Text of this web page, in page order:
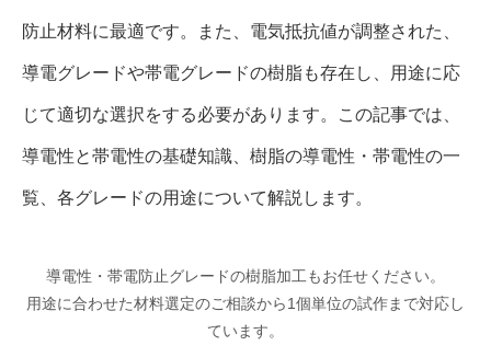
防止材料に最適です。また、電気抵抗値が調整された、
導電グレードや帯電グレードの樹脂も存在し、用途に応
じて適切な選択をする必要があります。この記事では、
導電性と帯電性の基礎知識、樹脂の導電性・帯電性の一
覧、各グレードの用途について解説します。
導電性・帯電防止グレードの樹脂加工もお任せください。
用途に合わせた材料選定のご相談から1個単位の試作まで対応し
ています。